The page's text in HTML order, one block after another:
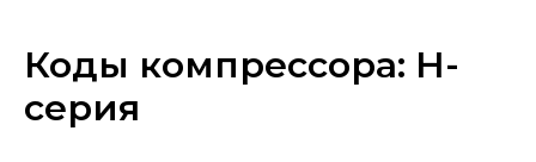
Коды компрессора: H-
серия